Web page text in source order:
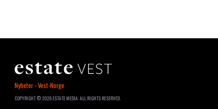
ESTATE
Nyheter - Vest-Norge
COPYRIGHT © 2026 ESTATE MEDIA. ALL RIGHTS RESERVED.